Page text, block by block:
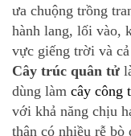
ưa chuộng trồng
hành lang, lối vào,
vực giếng trời và
Cây trúc quân tử
dùng làm cây công
với khả năng chịu
thân có nhiều rễ bò